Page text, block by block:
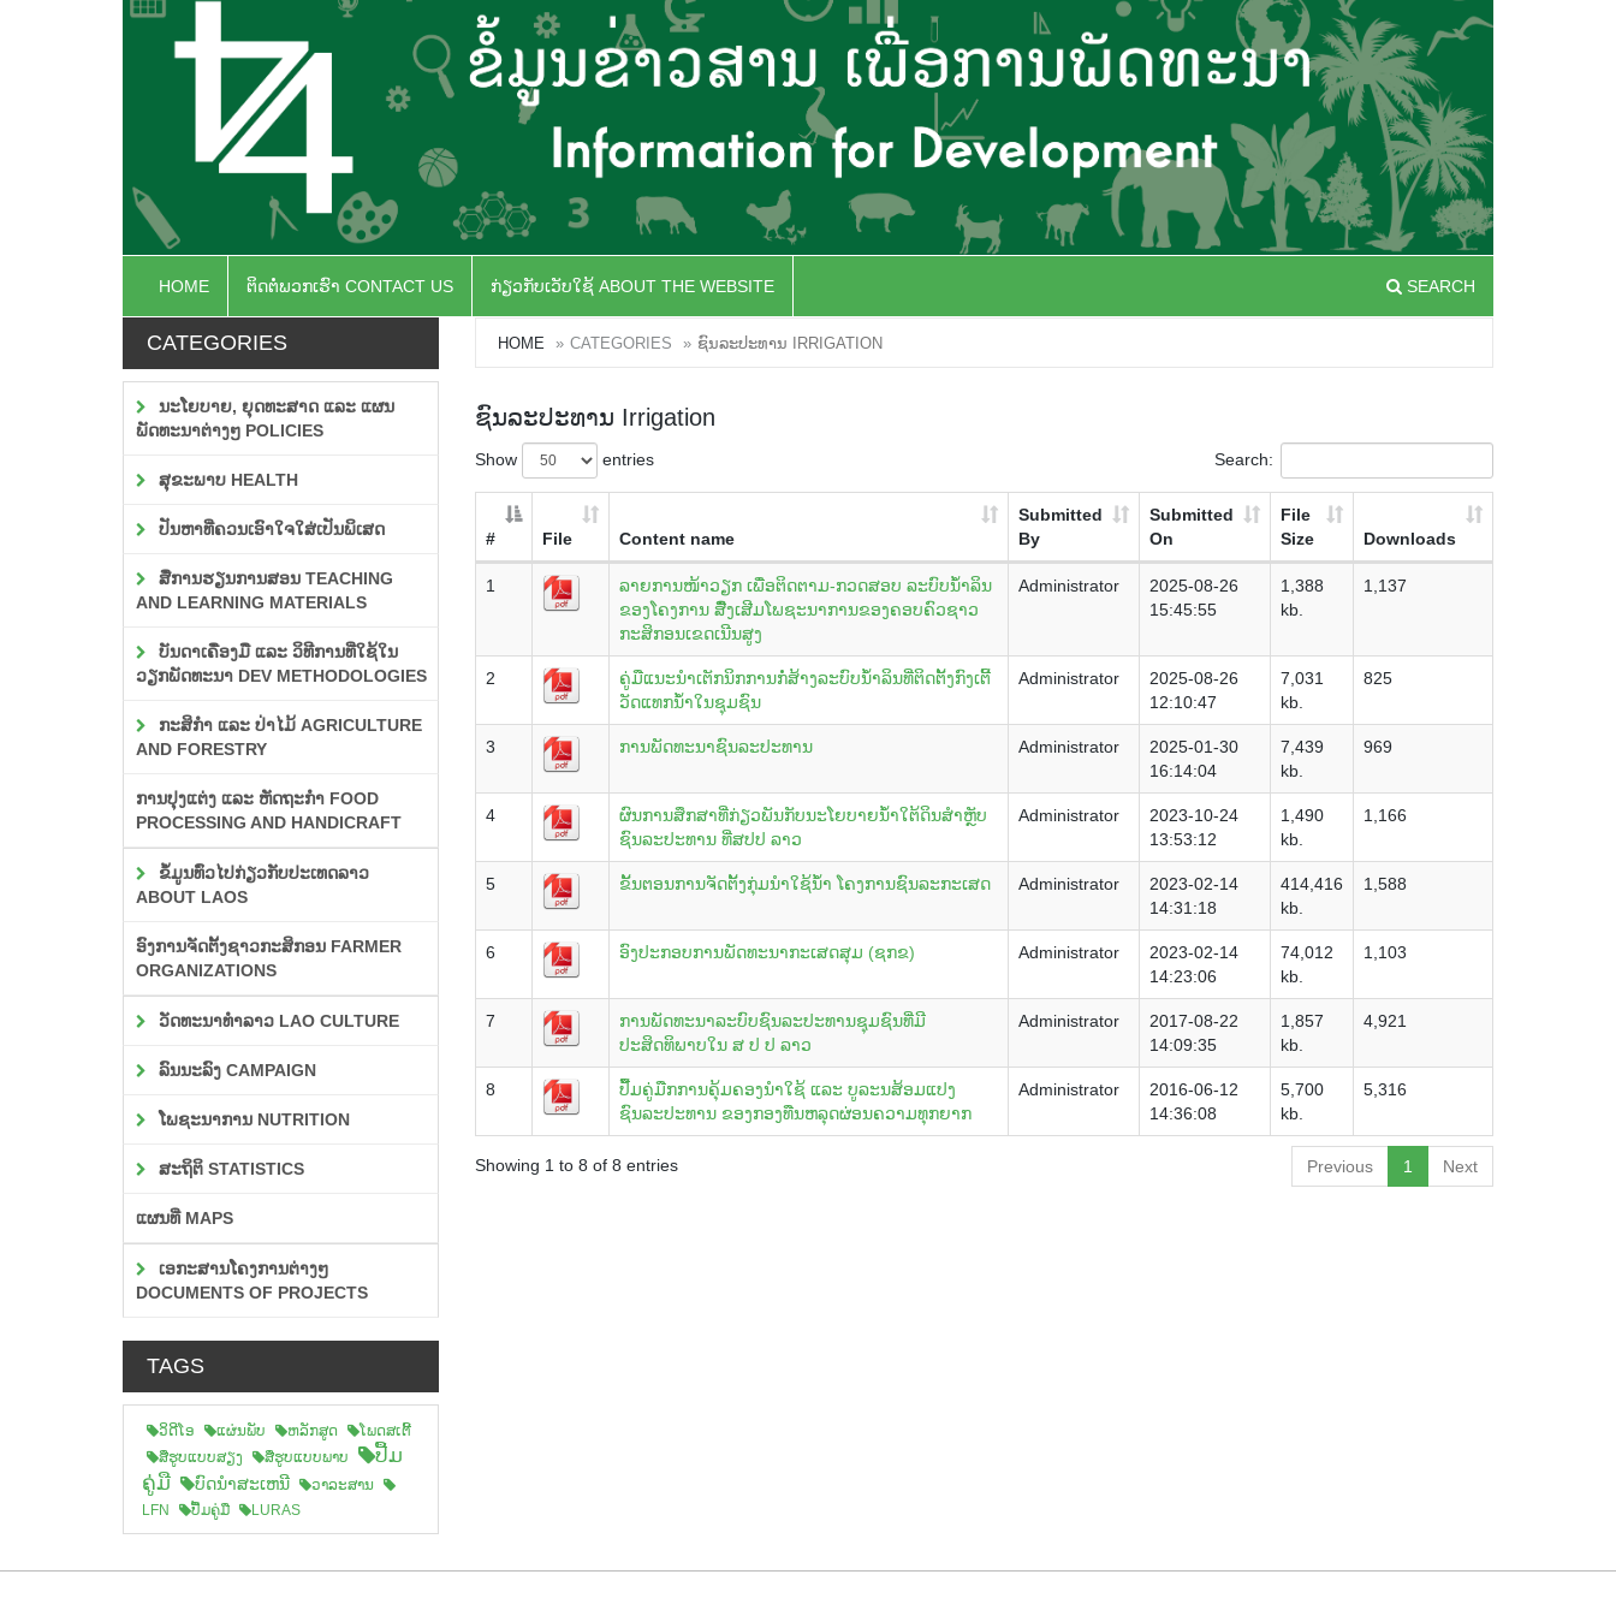
HOME ຕິດຕໍ່ພວກເຮົາ CONTACT US ກ່ຽວກັບເວັບໃຊ້ ABOUT THE WEBSITE SEARCH
CATEGORIES
ນະໂຍບາຍ, ຍຸດທະສາດ ແລະ ແຜນ
ພັດທະນາຕ່າງໆ POLICIES
ສຸຂະພາບ HEALTH
ປັນຫາທີ່ຄວນເອົາໃຈໃສ່ເປັນພິເສດ
ສື່ການຮຽນການສອນ TEACHING
AND LEARNING MATERIALS
ບັນດາເຄື່ອງມື ແລະ ວິທີການທີ່ໃຊ້ໃນ
ວຽກພັດທະນາ DEV METHODOLOGIES
ກະສິກຳ ແລະ ປ່າໄມ້ AGRICULTURE
AND FORESTRY
ການປຸງແຕ່ງ ແລະ ຫັດຖະກຳ FOOD
PROCESSING AND HANDICRAFT
ຂໍ້ມູນທົ່ວໄປກ່ຽວກັບປະເທດລາວ
ABOUT LAOS
ອົງການຈັດຕັ້ງຊາວກະສິກອນ FARMER
ORGANIZATIONS
ວັດທະນາທຳລາວ LAO CULTURE
ລົນນະລົງ CAMPAIGN
ໂພຊະນາການ NUTRITION
ສະຖິຕິ STATISTICS
ແຜນທີ່ MAPS
ເອກະສານໂຄງການຕ່າງໆ
DOCUMENTS OF PROJECTS
TAGS
ວິດີໂອ ແຜ່ນພັບ ຫລັກສູດ
ໂພດສເຕີ້
ສືຮູບແບບສຽງ
ສື່ຮູບແບບພາບ
ປື້ມ
ຄູ່ມື
ບົດນຳສະເຫນີ
ວາລະສານ
LFN
ປື້ມຄູ່ມື LURAS
HOME CATEGORIES ຊົນລະປະທານ IRRIGATION
ຊົນລະປະທານ Irrigation
Show entries Search:
# File Content name
Submitted
By
Submitted
On
File
Size
Downloads
1
ລາຍການໜ້າວຽກ ເພື່ອຕິດຕາມ-ກວດສອບ ລະບົບນ້ຳລິນ
ຂອງໂຄງການ ສົື່ງເສີມໂພຊະນາການຂອງຄອບຄົວຊາວ
ກະສິກອນເຂດເນີນສູງ
Administrator
2025-08-26
15:45:55
1,388
kb.
1,137
2
ຄູ່ມືແນະນຳເຕັກນິກການກໍ່ສ້າງລະບົບນ້ຳລິນທີ່ຕິດຕັ້ງກົງເຕີ້
ວັດແທກນ້ຳໃນຊຸມຊົນ
Administrator
2025-08-26
12:10:47
7,031
kb.
825
3 ການພັດທະນາຊົນລະປະທານ Administrator
2025-01-30
16:14:04
7,439
kb.
969
4
ຜົນການສຶກສາທີ່ກ່ຽວພັນກັບນະໂຍບາຍນ້ຳໃຕ້ດິນສຳຫຼັບ
ຊົນລະປະທານ ທີ່ສປປ ລາວ
Administrator
2023-10-24
13:53:12
1,490
kb.
1,166
5 ຂັ້ນຕອນການຈັດຕັ້ງກຸ່ມນຳໃຊ້ນ້ຳ ໂຄງການຊົນລະກະເສດ Administrator
2023-02-14
14:31:18
414,416
kb.
1,588
6 ອົງປະກອບການພັດທະນາກະເສດສຸມ (ຊກຂ) Administrator
2023-02-14
14:23:06
74,012
kb.
1,103
7
ການພັດທະນາລະບົບຊົນລະປະທານຊຸມຊົນທີ່ມີ
ປະສິດທິພາບໃນ ສ ປ ປ ລາວ
Administrator
2017-08-22
14:09:35
1,857
kb.
4,921
8
ປື້ມຄູ່ມືກການຄຸ້ມຄອງນໍາໃຊ້ ແລະ ບູລະນສ້ອມແປງ
ຊົນລະປະທານ ຂອງກອງທືນຫລຸດຜ່ອນຄວາມທຸກຍາກ
Administrator
2016-06-12
14:36:08
5,700
kb.
5,316
Showing 1 to 8 of 8 entries Previous 1 Next